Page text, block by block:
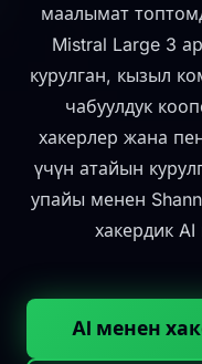
маалымат
Mistral Large 3
курулган, кызыл
чабуулдук
хакерлер жана
үчүн атайын
упайы менен
хакердик
AI менен